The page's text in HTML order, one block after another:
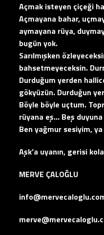
Açmak isteyen çiçeği
Açmayana bahar,
aymayana rüya,
bugün yok.
Sarılmışken
bahsetmeyeceksin.
Durduğum yerden
gökyüzün. Durduğun
Böyle böyle uçtum.
rüyana eş… Beş
Ben yağmur sesiyim,
Aşk’a uyanın, gerisi
MERVE ÇALOĞLU